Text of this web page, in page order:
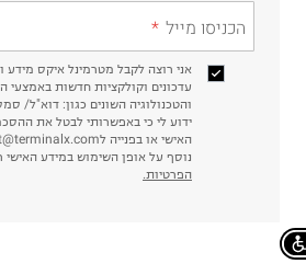
הכניסו מייל
אני רוצה לקבל מטרמינל איקס מידע
עדכונים וקולקציות חדשות באמצעי
והטכנולוגיה השונים כגון: דוא"ל/
ידוע לי כי באפשרותי לבטל את
נוסף על אופן השימוש במידע האישי
הפרטיות.